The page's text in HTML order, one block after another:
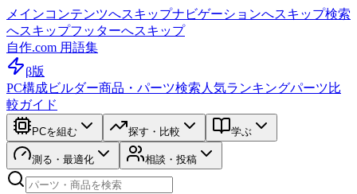
メインコンテンツへスキップナビゲーションへスキップ検索
へスキップフッターへスキップ
自作.com 用語集
β版
PC構成ビルダー商品・パーツ検索 人気ランキングパーツ比
較ガイド
PCを組む 探す・比較 学ぶ
測る・最適化 相談・投稿